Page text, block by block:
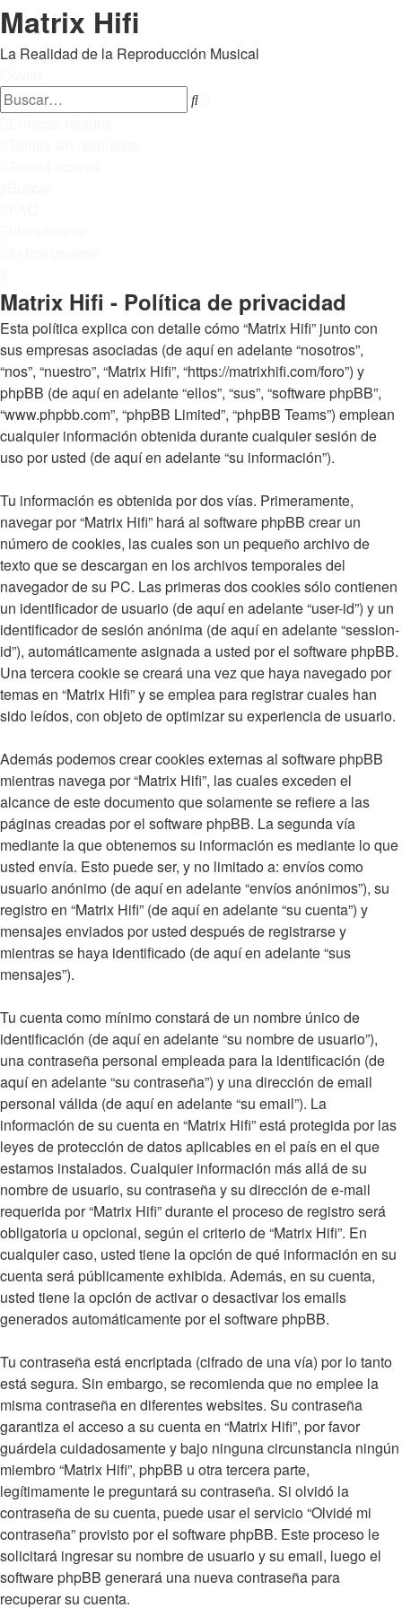
Matrix Hifi
La Realidad de la Reproducción Musical
Buscar
Matrix Hifi - Política de privacidad
Esta política explica con detalle cómo “Matrix Hifi” junto con
sus empresas asociadas (de aquí en adelante “nosotros”,
“nos”, “nuestro”, “Matrix Hifi”, “https://matrixhifi.com/foro”) y
phpBB (de aquí en adelante “ellos”, “sus”, “software phpBB”,
“www.phpbb.com”, “phpBB Limited”, “phpBB Teams”) emplean
cualquier información obtenida durante cualquier sesión de
uso por usted (de aquí en adelante “su información”).
Tu información es obtenida por dos vías. Primeramente,
navegar por “Matrix Hifi” hará al software phpBB crear un
número de cookies, las cuales son un pequeño archivo de
texto que se descargan en los archivos temporales del
navegador de su PC. Las primeras dos cookies sólo contienen
un identificador de usuario (de aquí en adelante “user-id”) y un
identificador de sesión anónima (de aquí en adelante “session-
id”), automáticamente asignada a usted por el software phpBB.
Una tercera cookie se creará una vez que haya navegado por
temas en “Matrix Hifi” y se emplea para registrar cuales han
sido leídos, con objeto de optimizar su experiencia de usuario.
Además podemos crear cookies externas al software phpBB
mientras navega por “Matrix Hifi”, las cuales exceden el
alcance de este documento que solamente se refiere a las
páginas creadas por el software phpBB. La segunda vía
mediante la que obtenemos su información es mediante lo que
usted envía. Esto puede ser, y no limitado a: envíos como
usuario anónimo (de aquí en adelante “envíos anónimos”), su
registro en “Matrix Hifi” (de aquí en adelante “su cuenta”) y
mensajes enviados por usted después de registrarse y
mientras se haya identificado (de aquí en adelante “sus
mensajes”).
Tu cuenta como mínimo constará de un nombre único de
identificación (de aquí en adelante “su nombre de usuario”),
una contraseña personal empleada para la identificación (de
aquí en adelante “su contraseña”) y una dirección de email
personal válida (de aquí en adelante “su email”). La
información de su cuenta en “Matrix Hifi” está protegida por las
leyes de protección de datos aplicables en el país en el que
estamos instalados. Cualquier información más allá de su
nombre de usuario, su contraseña y su dirección de e-mail
requerida por “Matrix Hifi” durante el proceso de registro será
obligatoria u opcional, según el criterio de “Matrix Hifi”. En
cualquier caso, usted tiene la opción de qué información en su
cuenta será públicamente exhibida. Además, en su cuenta,
usted tiene la opción de activar o desactivar los emails
generados automáticamente por el software phpBB.
Tu contraseña está encriptada (cifrado de una vía) por lo tanto
está segura. Sin embargo, se recomienda que no emplee la
misma contraseña en diferentes websites. Su contraseña
garantiza el acceso a su cuenta en “Matrix Hifi”, por favor
guárdela cuidadosamente y bajo ninguna circunstancia ningún
miembro “Matrix Hifi”, phpBB u otra tercera parte,
legítimamente le preguntará su contraseña. Si olvidó la
contraseña de su cuenta, puede usar el servicio “Olvidé mi
contraseña” provisto por el software phpBB. Este proceso le
solicitará ingresar su nombre de usuario y su email, luego el
software phpBB generará una nueva contraseña para
recuperar su cuenta.